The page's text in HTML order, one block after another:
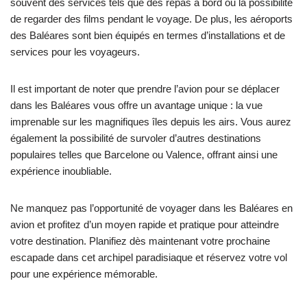
de regarder des films pendant le voyage. De plus, les aéroports
des Baléares sont bien équipés en termes d’installations et de
services pour les voyageurs.
Il est important de noter que prendre l’avion pour se déplacer
dans les Baléares vous offre un avantage unique : la vue
imprenable sur les magnifiques îles depuis les airs. Vous aurez
également la possibilité de survoler d’autres destinations
populaires telles que Barcelone ou Valence, offrant ainsi une
expérience inoubliable.
Ne manquez pas l’opportunité de voyager dans les Baléares en
avion et profitez d’un moyen rapide et pratique pour atteindre
votre destination. Planifiez dès maintenant votre prochaine
escapade dans cet archipel paradisiaque et réservez votre vol
pour une expérience mémorable.